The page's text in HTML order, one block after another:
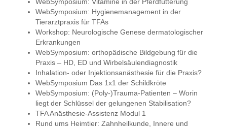
WebSymposium: Hygienemanagement in der
Tierarztpraxis für TFAs
Workshop: Neurologische Genese dermatologischer
Erkrankungen
WebSymposium: orthopädische Bildgebung für die
Praxis – HD, ED und Wirbelsäulendiagnostik
Inhalation- oder Injektionsanästhesie für die Praxis?
WebSymposium Das 1x1 der Schildkröte
WebSymposium: (Poly-)Trauma-Patienten – Worin
liegt der Schlüssel der gelungenen Stabilisation?
TFA Anästhesie-Assistenz Modul 1
Rund ums Heimtier: Zahnheilkunde, Innere und